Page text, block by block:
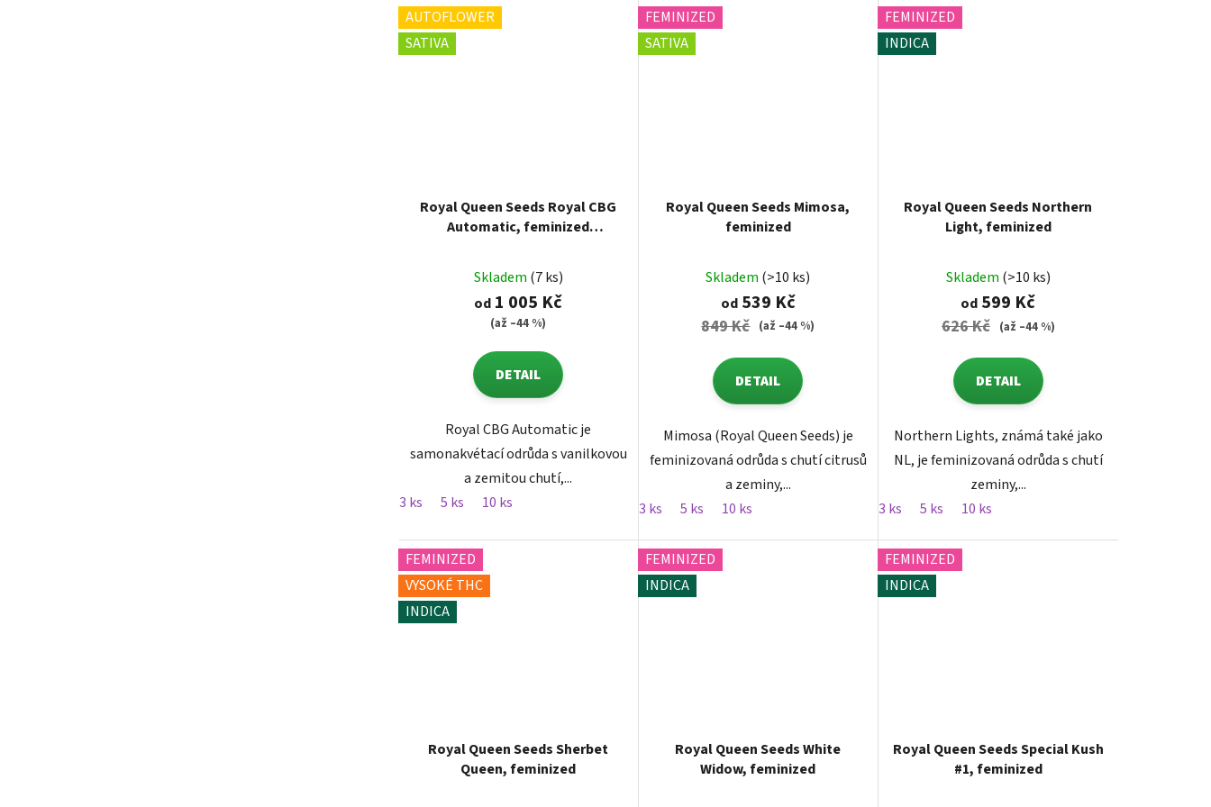
AUTOFLOWER
SATIVA
Royal Queen Seeds Royal CBG
Automatic, feminized
Skladem (7 ks)
od 1 005 Kč
(až –44 %)
DETAIL
Royal CBG Automatic je
samonakvétací odrůda s vanilkovou
a zemitou chutí,...
3 ks
5 ks 10 ks
FEMINIZED
SATIVA
Royal Queen Seeds Mimosa,
feminized
Skladem (>10 ks)
od539 Kč
849 Kč (až –44 %)
DETAIL
Mimosa (Royal Queen Seeds) je
feminizovaná odrůda s chutí citrusů
a zeminy,...
3 ks
5 ks 10 ks
FEMINIZED
INDICA
Royal Queen Seeds Northern
Light, feminized
Skladem (>10 ks)
od 599 Kč
626 Kč (až –44 %)
DETAIL
Northern Lights, známá také jako
NL, je feminizovaná odrůda s chutí
zeminy,...
3 ks
5 ks 10 ks
FEMINIZED
VYSOKÉ THC
INDICA
Royal Queen Seeds Sherbet
Queen, feminized
FEMINIZED
INDICA
Royal Queen Seeds White
Widow, feminized
FEMINIZED
INDICA
Royal Queen Seeds Special Kush
#1, feminized